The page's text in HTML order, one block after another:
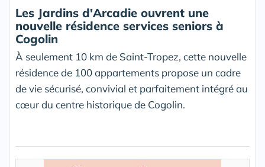
Les Jardins d'Arcadie ouvrent une
nouvelle résidence services seniors à
Cogolin
À seulement 10 km de Saint-Tropez, cette nouvelle
résidence de 100 appartements propose un cadre
de vie sécurisé, convivial et parfaitement intégré au
cœur du centre historique de Cogolin.